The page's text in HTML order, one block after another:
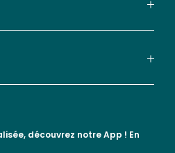
découvrez notre App ! En